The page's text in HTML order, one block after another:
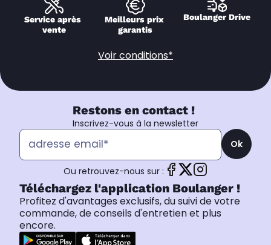
Service après
vente
Meilleurs prix
garantis
Boulanger Drive
Voir conditions*
Restons en contact !
Inscrivez-vous à la newsletter
Ok
Ou retrouvez-nous sur :
Téléchargez l'application Boulanger !
Profitez d'avantages exclusifs, du suivi de votre
commande, de conseils d'entretien et plus
encore.